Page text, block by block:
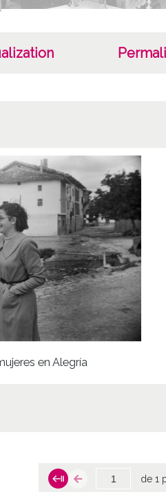
Lugar
Alegría /
Notas
ATHA-
A02-
A02-
; ATHA-
Estas
en Alegría
de 1